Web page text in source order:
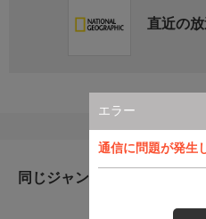
エラー
通信に問題が発生
直近の
同じジャンルのおすすめ番組